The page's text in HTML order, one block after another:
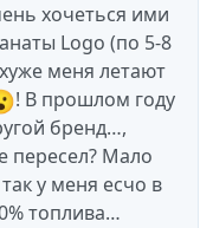
хочеться ими
Logo (по 5-8
меня летают
! В прошлом году
бренд…,
пересел? Мало
у меня есчо в
топлива…